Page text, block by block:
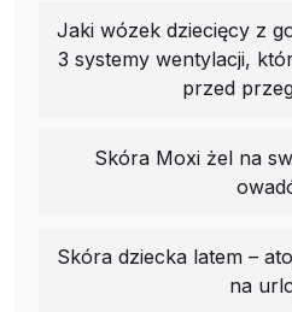
Jaki wózek dziecięcy z
3 systemy wentylacji,
przed
Skóra Moxi żel na
Skóra dziecka latem –
na